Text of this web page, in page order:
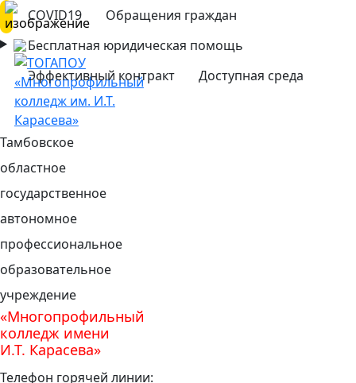
COVID19
Обращения граждан
Бесплатная юридическая помощь
Эффективный контракт
Доступная среда
Тамбовское
областное
государственное
автономное
профессиональное
образовательное
учреждение
«Многопрофильный
колледж имени
И.Т. Карасева»
Телефон горячей линии: